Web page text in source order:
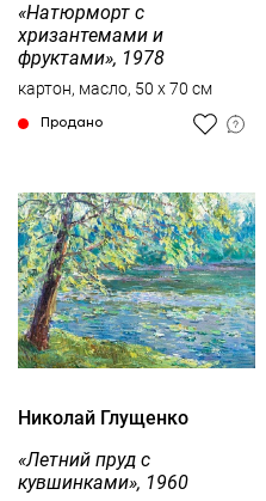
«Натюрморт с
хризантемами и
фруктами», 1978
картон, масло, 50 x 70 см
Продано
Николай Глущенко
«Летний пруд с
кувшинками», 1960